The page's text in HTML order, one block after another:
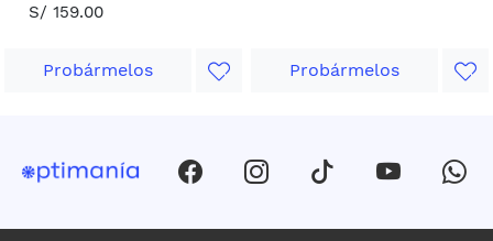
S/ 159.00
Probármelos Probármelos